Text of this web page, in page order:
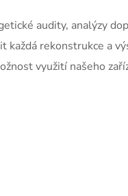
audity, analýzy
rekonstrukce a
využití našeho